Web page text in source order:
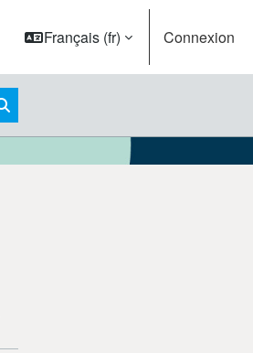
Français ‎(fr)‎ Connexion
Rechercher des cours